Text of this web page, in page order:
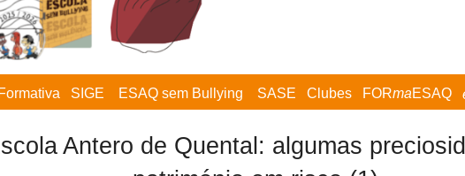
SIGE ESAQ sem Bullying SASE Clubes FORmaESAQ
Antero de Quental: algumas